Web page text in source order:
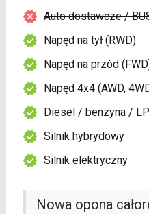
Nowa opona
Auto dostawcze /
Napęd na tył (RWD)
Napęd na przód
Napęd 4x4 (AWD,
Diesel / benzyna /
Silnik hybrydowy
Silnik elektryczny